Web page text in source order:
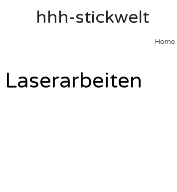
hhh-stickwelt
Home
Laserarbeiten